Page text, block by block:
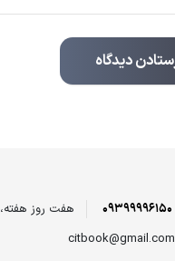
09399996150
هفت روز هفته، ۲۴ ساعت شبانه‌روز پاسخگوی شما هستیم.
citbook@gmail.com